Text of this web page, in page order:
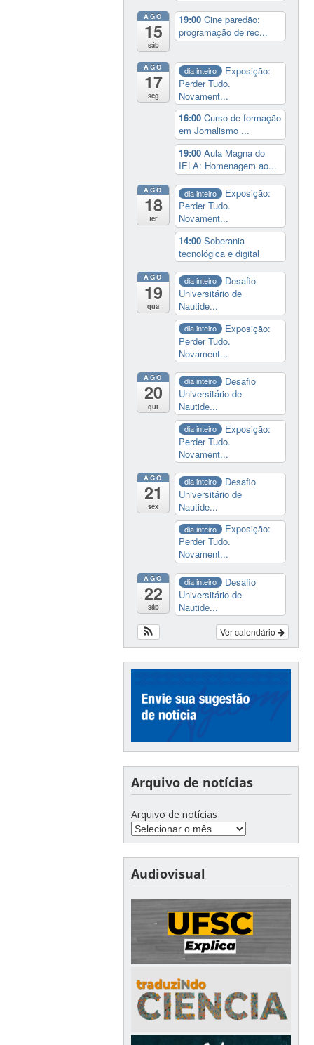
AGO
15
sáb
19:00Cine paredão:
programação de rec...
AGO
17
seg
dia inteiro
Exposição:
Perder Tudo.
Novament...
16:00Curso de formação
em Jornalismo ...
19:00Aula Magna do
IELA: Homenagem ao...
AGO
18
ter
dia inteiro
Exposição:
Perder Tudo.
Novament...
14:00Soberania
tecnológica e digital
AGO
19
qua
dia inteiro
Desafio
Universitário de
Nautide...
dia inteiro
Exposição:
Perder Tudo.
Novament...
AGO
20
qui
dia inteiro
Desafio
Universitário de
Nautide...
dia inteiro
Exposição:
Perder Tudo.
Novament...
AGO
21
sex
dia inteiro
Desafio
Universitário de
Nautide...
dia inteiro
Exposição:
Perder Tudo.
Novament...
AGO
22
sáb
dia inteiro
Desafio
Universitário de
Nautide...
Ver calendário
Arquivo de notícias
Arquivo de notícias
Audiovisual